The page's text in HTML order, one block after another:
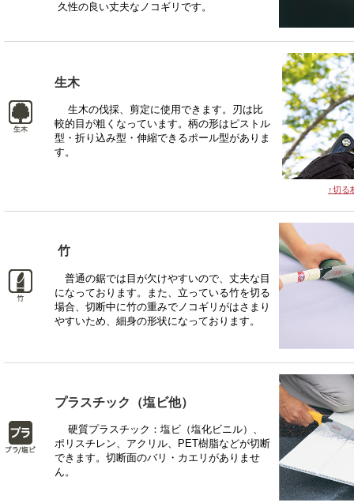
久性の良い丈夫なノコギリです。
生木
生木の伐採、剪定に使用できます。刃は比
較的目が粗くなっています。柄の形はピストル
型・折り込み型・伸縮できるポール型がありま
す。
↑切る
竹
普通の鋸では目が欠けやすいので、丈夫な目
になっております。また、立っている竹を切る
場合、切断中に竹の重みでノコギリがはさまり
やすいため、細身の形状になっております。
プラスチック（塩ビ他）
硬質プラスチック：塩ビ（塩化ビニル）、
ポリスチレン、アクリル、PET樹脂などが切断
できます。切断面のバリ・カエリがありませ
ん。